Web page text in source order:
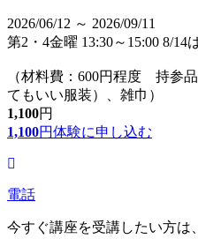
2026/06/12 ～ 2026/09/11
第2・4金曜 13:30～15:00 8/
（材料費：600円程度 持参
てもいい服装）、雑巾）
1,100円
1,100円体験に申し込む
電話
今すぐ講座を受講したい方は